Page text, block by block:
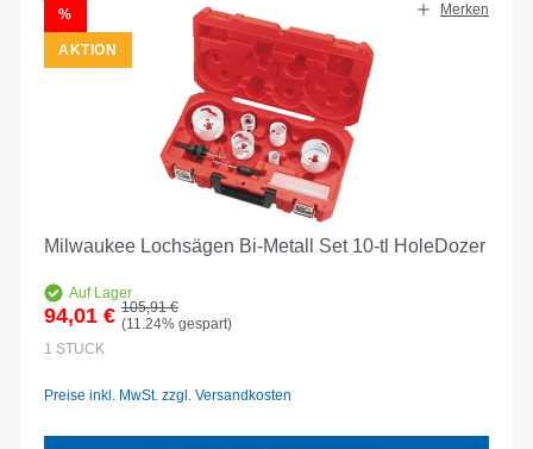
RABATT
%
AKTION
Merken
Milwaukee Lochsägen Bi-Metall Set 10-tl HoleDozer
Auf Lager
Verkaufspreis:
94,01 € Regulärer Preis:
105,91 €
(11.24% gespart)
1 STÜCK
Preise inkl. MwSt. zzgl. Versandkosten